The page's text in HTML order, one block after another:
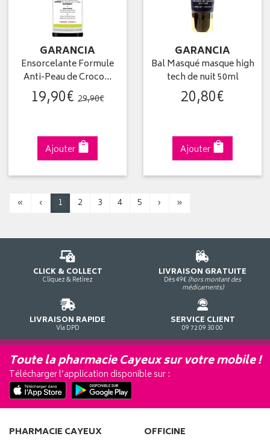
GARANCIA
Ensorcelante Formule
Anti-Peau de Croco…
19,90€ 29,90€
Ajouter
GARANCIA
Bal Masqué masque high
tech de nuit 50ml
20,80€
Ajouter
« ‹ 1 2 3 4 5 › »
CLICK & COLLECT
Cliquez & Retirez
LIVRAISON GRATUITE
Dès 49€ (hors montant des
médicaments)
LIVRAISON RAPIDE
Via DPD
SERVICE CLIENT
09 72 09 30 00
Toute la pharmacie Cayeux sur votre mobile !
Télécharger l’application disponible sur :
PHARMACIE CAYEUX OFFICINE